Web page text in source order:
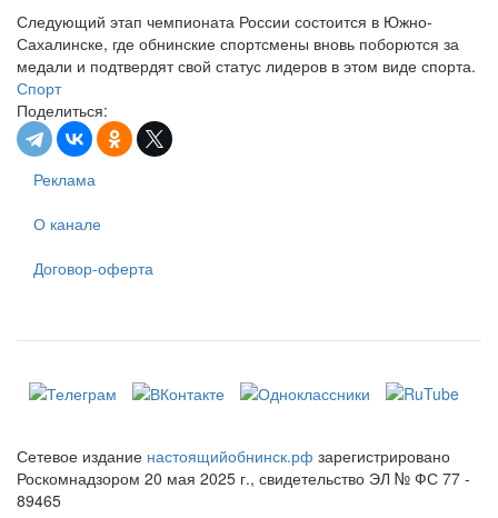
Следующий этап чемпионата России состоится в Южно-
Сахалинске, где обнинские спортсмены вновь поборются за
медали и подтвердят свой статус лидеров в этом виде спорта.
Спорт
Поделиться:
Реклама
О канале
Договор-оферта
Сетевое издание настоящийобнинск.рф зарегистрировано
Роскомнадзором 20 мая 2025 г., свидетельство ЭЛ № ФС 77 -
89465